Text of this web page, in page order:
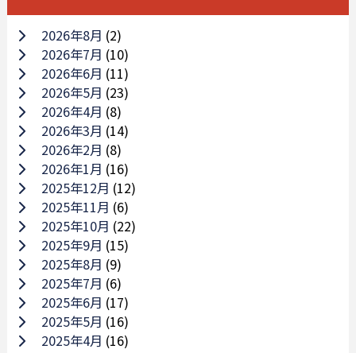
2026年8月 (2)
2026年7月 (10)
2026年6月 (11)
2026年5月 (23)
2026年4月 (8)
2026年3月 (14)
2026年2月 (8)
2026年1月 (16)
2025年12月 (12)
2025年11月 (6)
2025年10月 (22)
2025年9月 (15)
2025年8月 (9)
2025年7月 (6)
2025年6月 (17)
2025年5月 (16)
2025年4月 (16)